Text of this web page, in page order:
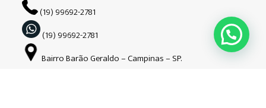
(19) 99692-2781
(19) 99692-2781
Bairro Barão Geraldo – Campinas – SP.